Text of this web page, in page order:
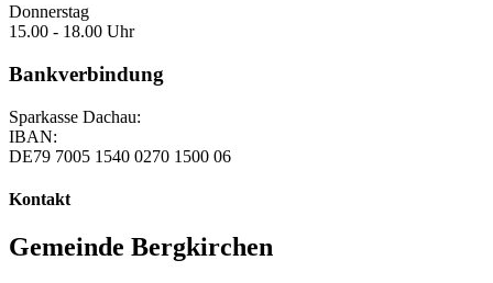
Donnerstag
15.00 - 18.00 Uhr
Bankverbindung
Sparkasse Dachau:
IBAN:
DE79 7005 1540 0270 1500 06
Kontakt
Gemeinde Bergkirchen